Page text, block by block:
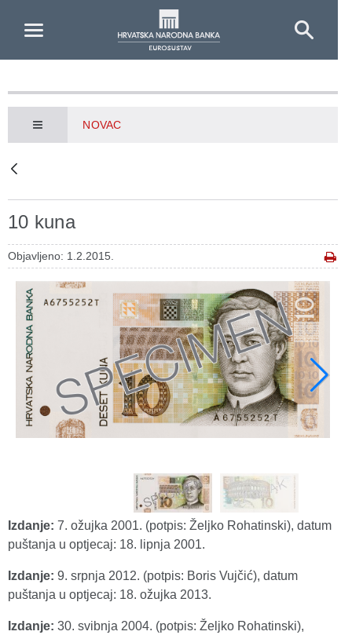
NOVAC
10 kuna
Objavljeno: 1.2.2015.
Izdanje: 7. ožujka 2001. (potpis: Željko Rohatinski), datum
puštanja u optjecaj: 18. lipnja 2001.
Izdanje: 9. srpnja 2012. (potpis: Boris Vujčić), datum
puštanja u optjecaj: 18. ožujka 2013.
Izdanje: 30. svibnja 2004. (potpis: Željko Rohatinski),